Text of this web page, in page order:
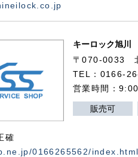
キーロック旭川
〒070-0033
TEL：0166-
営業時間：
販売可
確
0166265562/index.html